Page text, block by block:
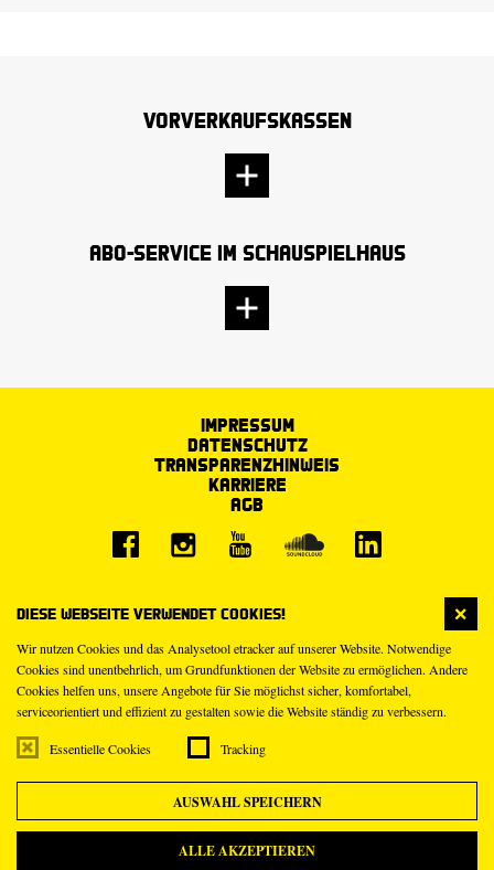
Diese Webseite verwendet Cookies!
Wir nutzen Cookies und das Analysetool etracker auf unserer Website. Notwendige
Cookies sind unentbehrlich, um Grundfunktionen der Website zu ermöglichen. Andere
Cookies helfen uns, unsere Angebote für Sie möglichst sicher, komfortabel,
serviceorientiert und effizient zu gestalten sowie die Website ständig zu verbessern.
Essentielle Cookies Tracking
AUSWAHL SPEICHERN
ALLE AKZEPTIEREN
Vorverkaufskassen
Abo-Service im Schauspielhaus
Impressum
Datenschutz
Transparenzhinweis
Karriere
AGB